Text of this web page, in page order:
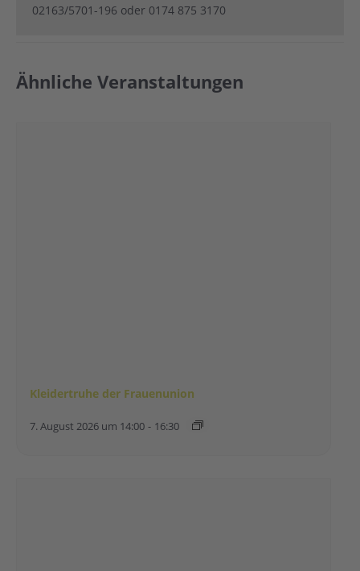
02163/5701-196 oder 0174 875 3170
Ähnliche Veranstaltungen
Kleidertruhe der Frauenunion
7. August 2026 um 14:00 - 16:30